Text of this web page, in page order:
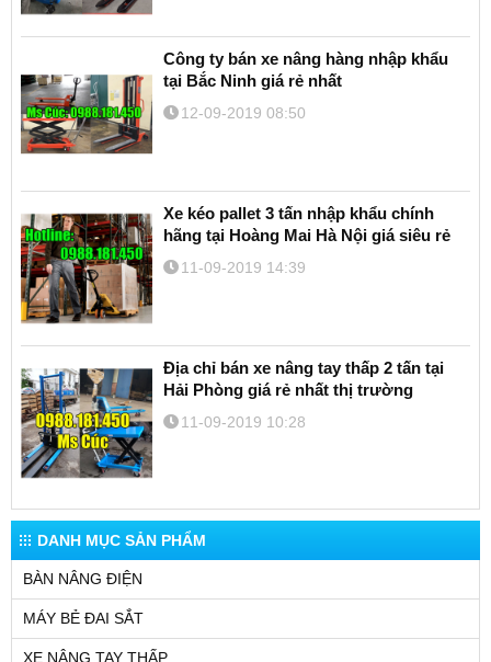
DANH MỤC SẢN PHẨM
BÀN NÂNG ĐIỆN
MÁY BẺ ĐAI SẮT
XE NÂNG TAY THẤP
Công ty bán xe nâng hàng nhập khẩu
tại Bắc Ninh giá rẻ nhất
12-09-2019 08:50
Xe kéo pallet 3 tấn nhập khẩu chính
hãng tại Hoàng Mai Hà Nội giá siêu rẻ
11-09-2019 14:39
Địa chỉ bán xe nâng tay thấp 2 tấn tại
Hải Phòng giá rẻ nhất thị trường
11-09-2019 10:28